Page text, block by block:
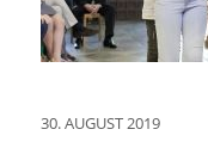
30. AUGUST 2019